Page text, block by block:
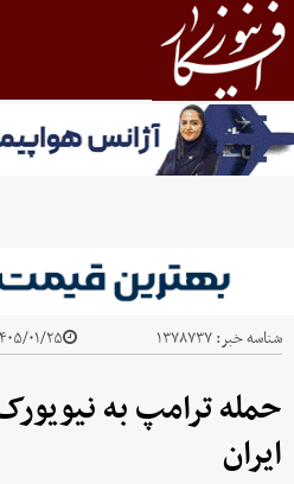
شناسه خبر:۱۳۷۸۷۳۷ ۱۴۰۵/۰۱/۲۵ -
حمله ترامپ به
ایران